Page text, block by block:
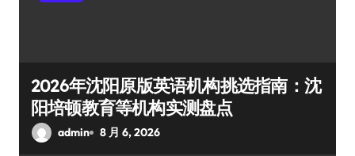
2026年沈阳原版英语机构挑选指南：沈
阳培顿教育等机构实测盘点
admin 8 月 6, 2026